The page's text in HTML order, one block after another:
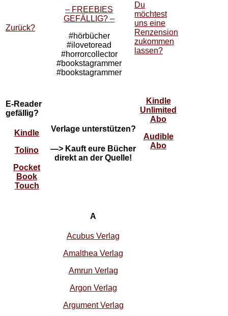
Zurück?
– FREEBIES
GEFÄLLIG? –
#hörbücher
#ilovetoread
#horrorcollector
#bookstagrammer
#bookstagrammer
Du
möchtest
uns eine
Renzension
zukommen
lassen?
E-Reader
gefällig?
Kindle
Tolino
Pocket
Book
Touch
Verlage unterstützen?
—> Kauft eure Bücher
direkt an der Quelle!
Kindle
Unlimited
Abo
Audible
Abo
A
Acubus Verlag
Amalthea Verlag
Amrun Verlag
Argon Verlag
Argument Verlag